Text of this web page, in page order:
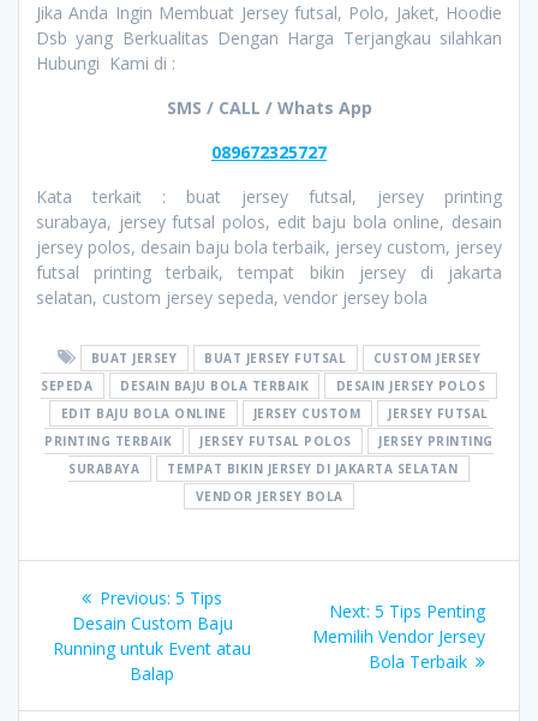
Jika Anda Ingin Membuat Jersey futsal, Polo, Jaket, Hoodie
Dsb yang Berkualitas Dengan Harga Terjangkau silahkan
Hubungi Kami di :
SMS / CALL / Whats App
089672325727
Kata terkait : buat jersey futsal, jersey printing
surabaya, jersey futsal polos, edit baju bola online, desain
jersey polos, desain baju bola terbaik, jersey custom, jersey
futsal printing terbaik, tempat bikin jersey di jakarta
selatan, custom jersey sepeda, vendor jersey bola
BUAT JERSEY BUAT JERSEY FUTSAL
CUSTOM JERSEY
SEPEDA
DESAIN BAJU BOLA TERBAIK
DESAIN JERSEY POLOS
EDIT BAJU BOLA ONLINE
JERSEY CUSTOM
JERSEY FUTSAL
PRINTING TERBAIK
JERSEY FUTSAL POLOS
JERSEY PRINTING
SURABAYA
TEMPAT BIKIN JERSEY DI JAKARTA SELATAN
VENDOR JERSEY BOLA
Post
navigation
Previous: Previous
post:
5 Tips
Desain Custom Baju
Running untuk Event atau
Balap
Next: Next
post:
5 Tips Penting
Memilih Vendor Jersey
Bola Terbaik